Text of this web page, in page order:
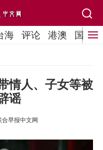
海 评论 港澳 国际
情人、子女等被
谣
合早报中文网